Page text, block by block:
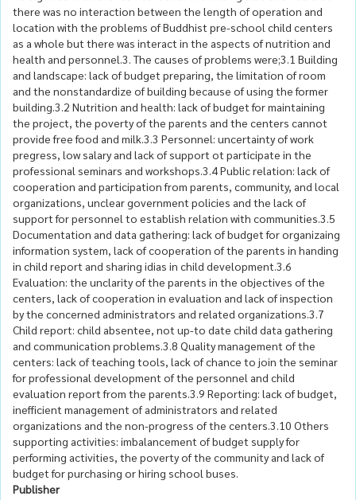
there was no interaction between the length of operation and
location with the problems of Buddhist pre-school child centers
as a whole but there was interact in the aspects of nutrition and
health and personnel.3. The causes of problems were;3.1 Building
and landscape: lack of budget preparing, the limitation of room
and the nonstandardize of building because of using the former
building.3.2 Nutrition and health: lack of budget for maintaining
the project, the poverty of the parents and the centers cannot
provide free food and milk.3.3 Personnel: uncertainty of work
pregress, low salary and lack of support ot participate in the
professional seminars and workshops.3.4 Public relation: lack of
cooperation and participation from parents, community, and local
organizations, unclear government policies and the lack of
support for personnel to establish relation with communities.3.5
Documentation and data gathering: lack of budget for organizaing
information system, lack of cooperation of the parents in handing
in child report and sharing idias in child development.3.6
Evaluation: the unclarity of the parents in the objectives of the
centers, lack of cooperation in evaluation and lack of inspection
by the concerned administrators and related organizations.3.7
Child report: child absentee, not up-to date child data gathering
and communication problems.3.8 Quality management of the
centers: lack of teaching tools, lack of chance to join the seminar
for professional development of the personnel and child
evaluation report from the parents.3.9 Reporting: lack of budget,
inefficient management of administrators and related
organizations and the non-progress of the centers.3.10 Others
supporting activities: imbalancement of budget supply for
performing activities, the poverty of the community and lack of
budget for purchasing or hiring school buses.
Publisher